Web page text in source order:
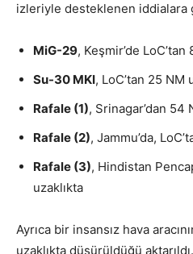
izleriyle desteklenen iddialara
MiG-29, Keşmir’de LoC’tan
Su-30 MKI, LoC’tan 25 NM
Rafale (1), Srinagar’dan 54
Rafale (2), Jammu’da,
Rafale (3), Hindistan
uzaklıkta
Ayrıca bir insansız hava
uzaklıkta düşürüldüğü aktarıldı.